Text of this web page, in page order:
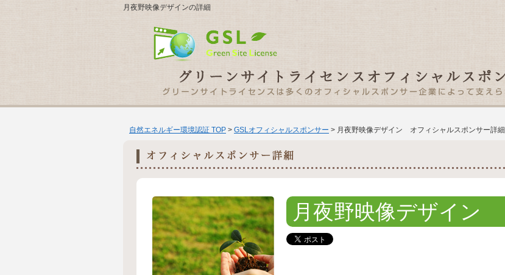
月夜野映像デザインの詳細
自然エネルギー環境認証 TOP > GSLオフィシャルスポンサー > 月夜野映像デザイン オフィシャルスポンサー詳細
月夜野映像デザイン